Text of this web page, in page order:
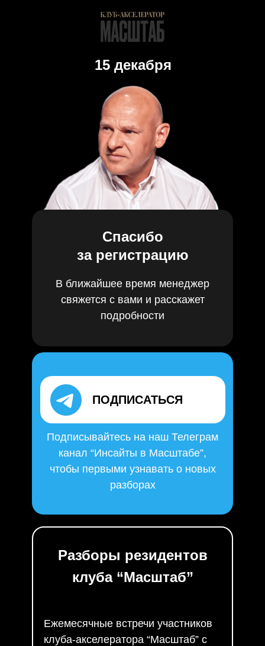
15 декабря
Подписывайтесь на наш Телеграм
канал “Инсайты в Масштабе”,
чтобы первыми узнавать о новых
разборах
В ближайшее время менеджер
свяжется с вами и расскажет
подробности
Разборы резидентов
клуба “Масштаб”
Ежемесячные встречи участников
клуба-акселератора “Масштаб” с
ПОДПИСАТЬСЯ
Спасибо
за регистрацию